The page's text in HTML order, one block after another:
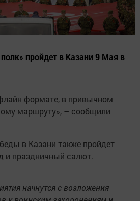
пройдет в Казани 9 Мая в
формате, в привычном
маршруту», – сообщили
в Казани также пройдет
и праздничный салют.
начнутся с возложения